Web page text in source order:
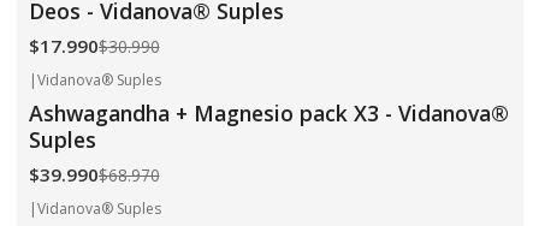
Deos - Vidanova® Suples
$17.990$30.990
|Vidanova® Suples
Ashwagandha + Magnesio pack X3 - Vidanova®
Suples
$39.990$68.970
|Vidanova® Suples